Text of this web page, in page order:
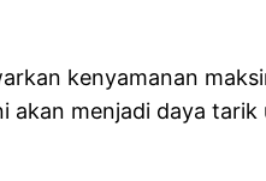
kenyamanan
menjadi daya